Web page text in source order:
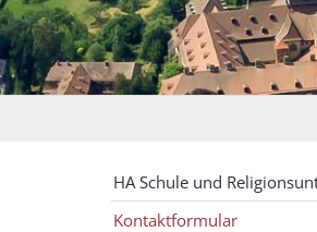
HA Schule und
Kontaktformular